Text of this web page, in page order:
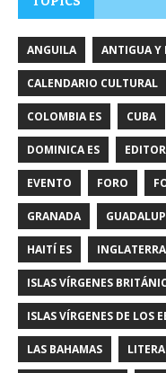
ANGUILA ANTIGUA Y
CALENDARIO CULTURAL
COLOMBIA ES CUBA
DOMINICA ES
EVENTO FORO
GRANADA
HAITÍ ES INGLATERRA
ISLAS VÍRGENES
ISLAS VÍRGENES DE LOS
LAS BAHAMAS